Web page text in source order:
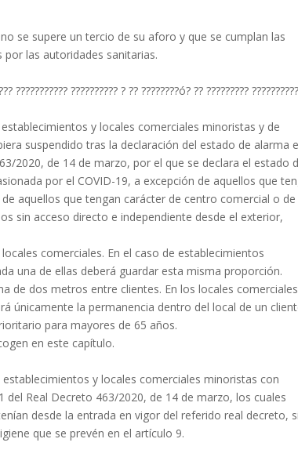
se supere un tercio de su aforo y que se cumplan las
por las autoridades sanitarias.
??????????? ?????????? ? ?? ????????ó? ?? ????????? ??????????
y locales comerciales minoristas y de
suspendido tras la declaración del estado de alarma
2020, de 14 de marzo, por el que se declara el estado
por el COVID-19, a excepción de aquellos que
aquellos que tengan carácter de centro comercial o de
sin acceso directo e independiente desde el exterior,
comerciales. En el caso de establecimientos
una de ellas deberá guardar esta misma proporción.
de dos metros entre clientes. En los locales
únicamente la permanencia dentro del local de un
para mayores de 65 años.
en este capítulo.
y locales comerciales minoristas con
Real Decreto 463/2020, de 14 de marzo, los cuales
desde la entrada en vigor del referido real decreto,
que se prevén en el artículo 9.